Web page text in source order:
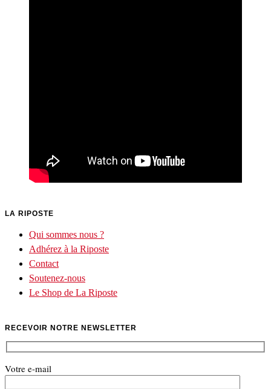
LA RIPOSTE
Qui sommes nous ?
Adhérez à la Riposte
Contact
Soutenez-nous
Le Shop de La Riposte
RECEVOIR NOTRE NEWSLETTER
Votre e-mail